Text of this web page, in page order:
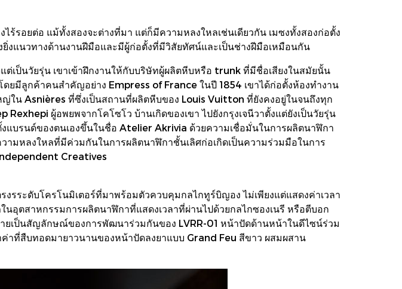
รอยต่อ แม้ทั้งสองจะต่างที่มา แต่ก็มีความหลงใหลเช่นเดียวกัน เมซงทั้งสองก่อตั้ง
งแนวทางด้านงานฝีมือและมีผู้ก่อตั้งที่มีวิสัยทัศน์และเป็นช่างฝีมือเหมือนกัน
เป็นวัยรุ่น เขาเข้าฝึกงานให้กับบริษัทผู้ผลิตหีบหรือ trunk ที่มีชื่อเสียงในสมัยนั้น
ยมีลูกค้าคนสำคัญอย่าง Empress of France ในปี 1854 เขาได้ก่อตั้งห้องทำงาน
ใน Asnières ที่ซึ่งเป็นสถานที่ผลิตหีบของ Louis Vuitton ที่ยังคงอยู่ในจนถึงทุก
ผู้อพยพจากโคโซโว บ้านเกิดของเขา ไปยังกรุงเจนีวาตั้งแต่ยังเป็นวัยรุ่น
งแบรนด์ของตนเองขึ้นในชื่อ Atelier Akrivia ด้วยความเชื่อมั่นในการผลิตนาฬิกา
มหลงใหลที่มีค่วมกันในการผลิตนาฬิกาชั้นเลิศก่อเกิดเป็นความร่วมมือในการ
Creatives
รระดับโครโนมิเตอร์ที่มาพร้อมตัวควบคุมกลไกทูร์บิญอง ไม่เพียงแต่แสดงค่าเวลา
นอุตสาหกรรมการผลิตนาฬิกาที่แสดงเวลาที่ผ่านไปด้วยกลไกซองเนรี หรือตีบอก
เป็นสัญลักษณ์ของการพัฒนาร่วมกันของ LVRR-01 หน้าปัดด้านหน้าในดีไซน์ร่วม
ที่สืบทอดมายาวนานของหน้าปัดลงยาแบบ Grand Feu สีขาว ผสมผสาน